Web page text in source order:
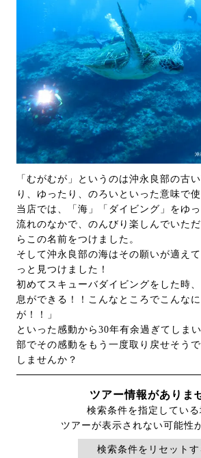
「むがむが」というのは沖永良部の古
り、ゆったり、のろいといった意味で
当店では、「海」「ダイビング」をゆ
流れのなかで、のんびり楽しんでいた
らこの名前をつけました。
そして沖永良部の海はその願いが適え
っと見つけました！
初めてスキューバダイビングをした時
息ができる！！こんなところでこんな
が！！」
といった感動から30年有余過ぎてしま
部でその感動をもう一度取り戻せそう
しませんか？
ツアー情報がありま
検索条件を指定している
ツアーが表示されない可能性
検索条件をリセットす